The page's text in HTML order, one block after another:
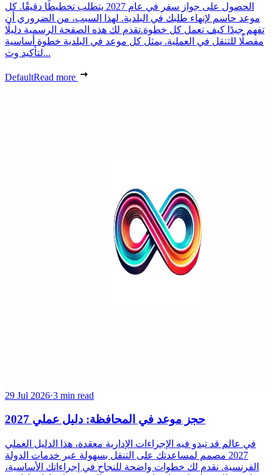
الحصول على جواز سفر في عام 2027 يتطلب تخطيطًا دقيقًا. كل
موعد حاسم لإنهاء طلبك في البلدية. لهذا السبب، من الضروري أن
تفهم جيدًا كيف تعمل كل خطوة.تقدم لك هذه الصفحة الرسمية دليلًا
مفصلًا للتنقل في العملية. يمثل كل موعد في البلدية خطوة أساسية
لتأكيد وث...
DefaultRead more
29 Jul 2026·3 min read
حجز موعد في المحافظة: دليل عملي 2027
في عالم قد تبدو فيه الإجراءات الإدارية معقدة، هذا الدليل العملي
2027 مصمم لمساعدتك على التنقل بسهولة عبر خدمات الدولة
الفرنسية. نقدم لك خطوات واضحة للنجاح في إجراءاتك الأساسية،